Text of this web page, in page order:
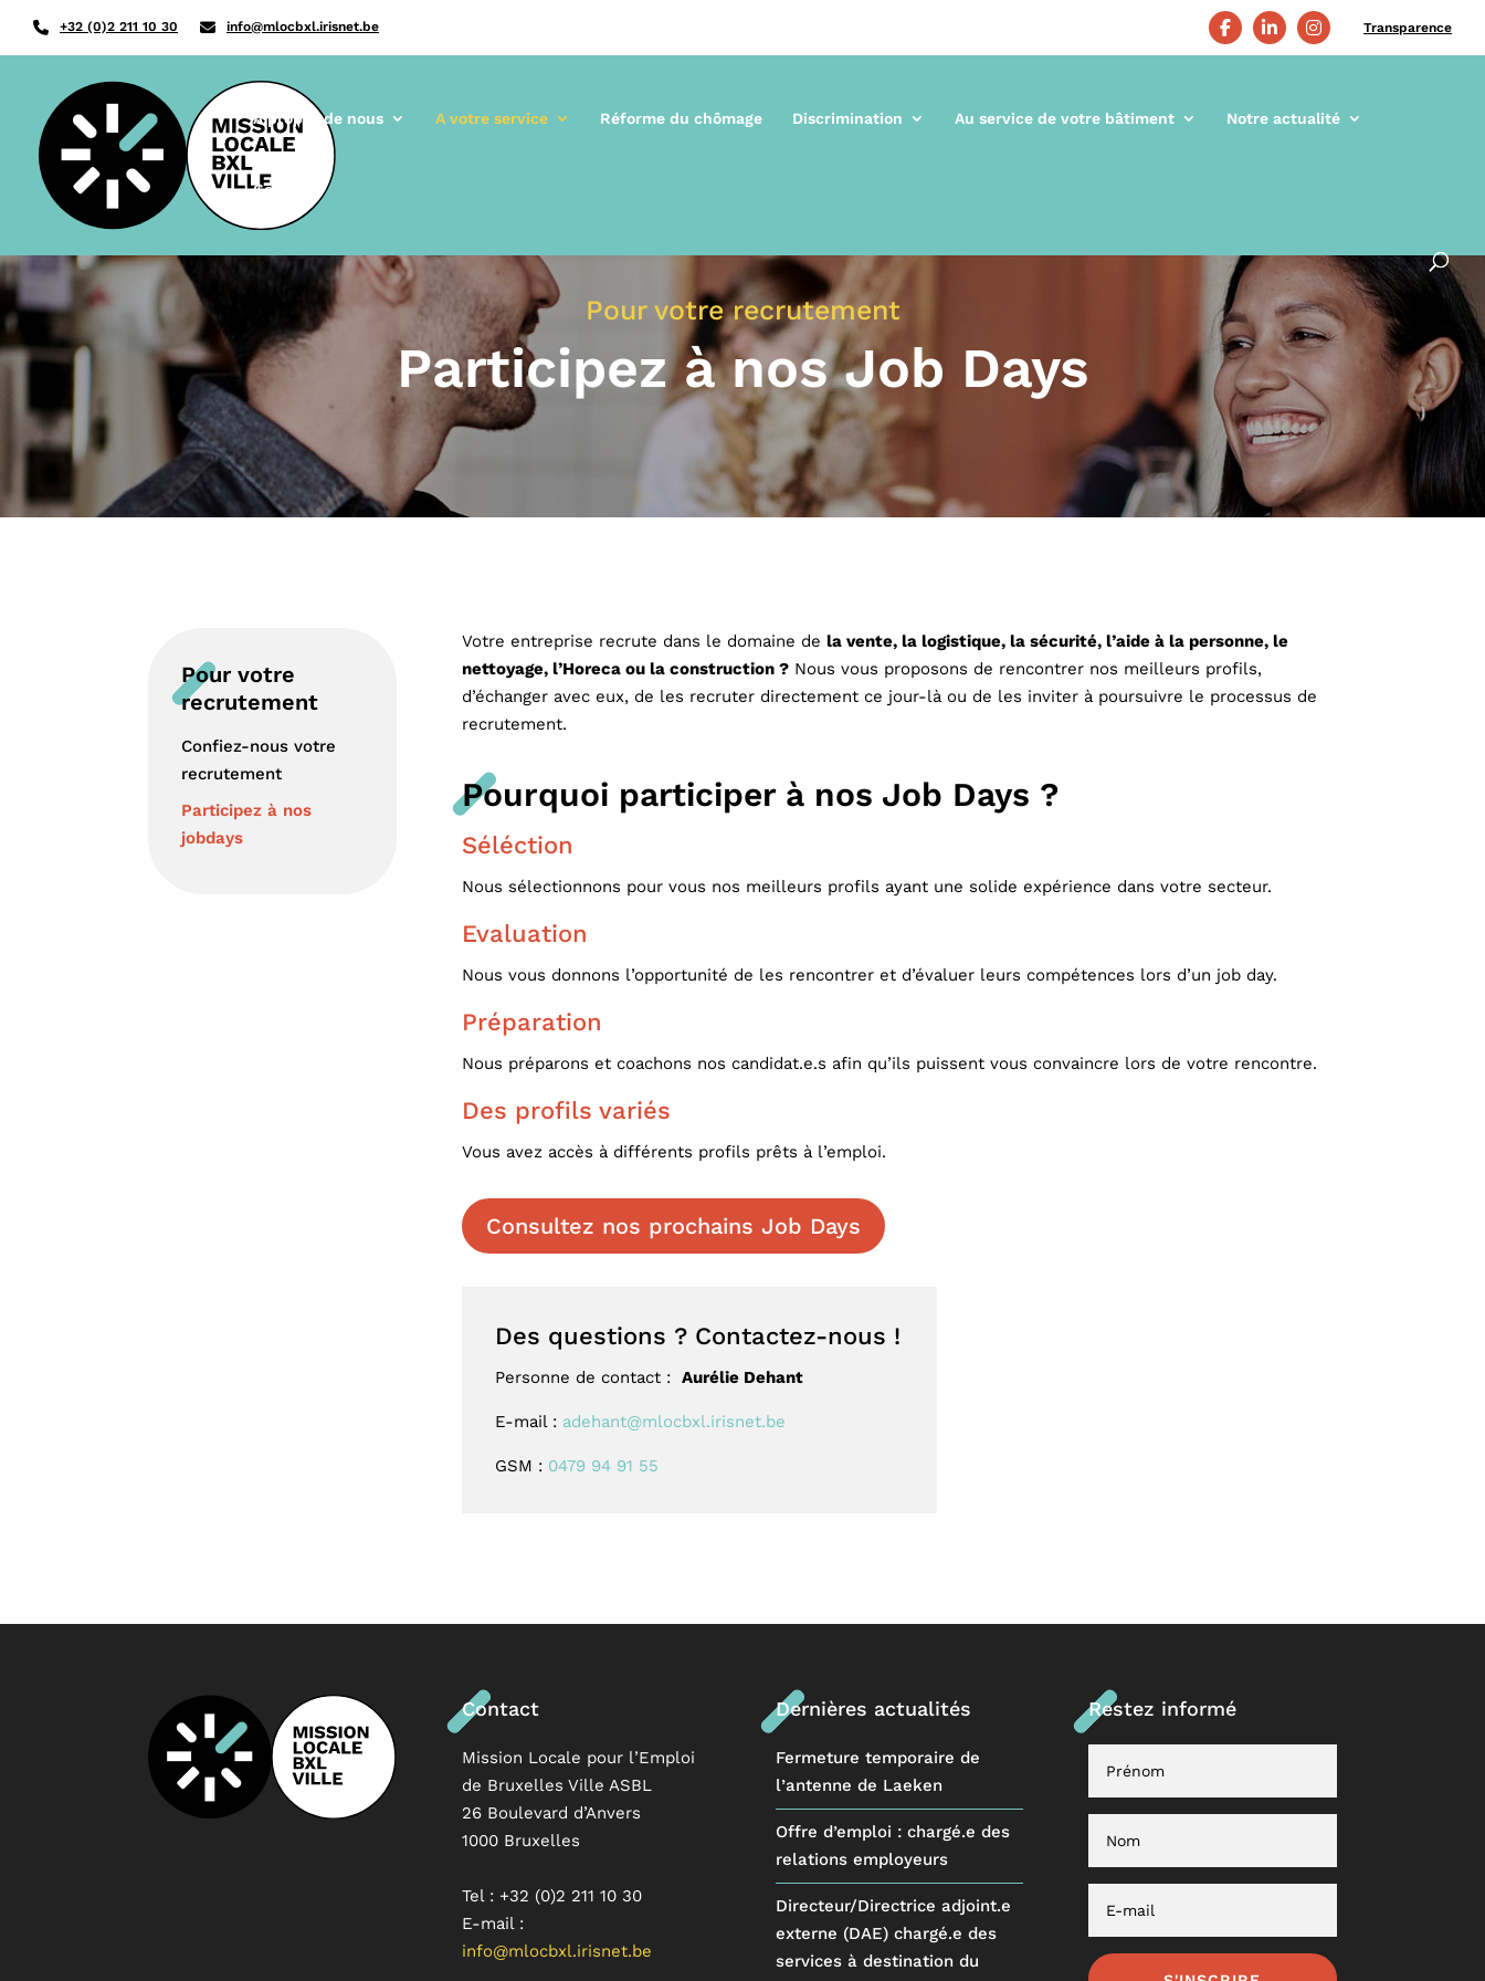
+32 (0)2 211 10 30 info@mlocbxl.irisnet.be Transparence
A propos de nous A votre service Réforme du chômage Discrimination Au service de votre bâtiment Notre actualité
Contact
Pour votre recrutement
Participez à nos Job Days
Pour votre
recrutement
Confiez-nous votre
recrutement
Participez à nos
jobdays
Votre entreprise recrute dans le domaine de la vente, la logistique, la sécurité, l’aide à la personne, le
nettoyage, l’Horeca ou la construction ?Nous vous proposons de rencontrer nos meilleurs profils,
d’échanger avec eux, de les recruter directement ce jour-là ou de les inviter à poursuivre le processus de
recrutement.
Pourquoi participer à nos Job Days ?
Séléction
Nous sélectionnons pour vous nos meilleurs profils ayant une solide expérience dans votre secteur.
Evaluation
Nous vous donnons l’opportunité de les rencontrer et d’évaluer leurs compétences lors d’un job day.
Préparation
Nous préparons et coachons nos candidat.e.s afin qu’ils puissent vous convaincre lors de votre rencontre.
Des profils variés
Vous avez accès à différents profils prêts à l’emploi.
Consultez nos prochains Job Days
Des questions ? Contactez-nous !
Personne de contact : Aurélie Dehant
E-mail : adehant@mlocbxl.irisnet.be
GSM : 0479 94 91 55
Contact
Mission Locale pour l’Emploi
de Bruxelles Ville ASBL
26 Boulevard d’Anvers
1000 Bruxelles
Tel : +32 (0)2 211 10 30
E-mail :
info@mlocbxl.irisnet.be
Dernières actualités
Fermeture temporaire de
l’antenne de Laeken
Offre d’emploi : chargé.e des
relations employeurs
Directeur/Directrice adjoint.e
externe (DAE) chargé.e des
services à destination du
Restez informé